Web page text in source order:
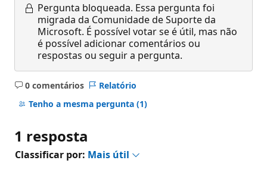
Pergunta bloqueada. Essa pergunta foi
migrada da Comunidade de Suporte da
Microsoft. É possível votar se é útil, mas não
é possível adicionar comentários ou
respostas ou seguir a pergunta.
0 comentários
Sem
comentários
Relatório
Tenho a mesma pergunta (1)
1 resposta
Classificar por: Mais útil